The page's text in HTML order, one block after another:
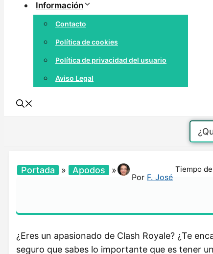
Información
Contacto
Política de cookies
Política de privacidad del usuario
Aviso Legal
Portada » Apodos »
Por F. José
Tiempo
¿Eres un apasionado de Clash Royale? ¿Te
seguro que sabes lo importante que es tener